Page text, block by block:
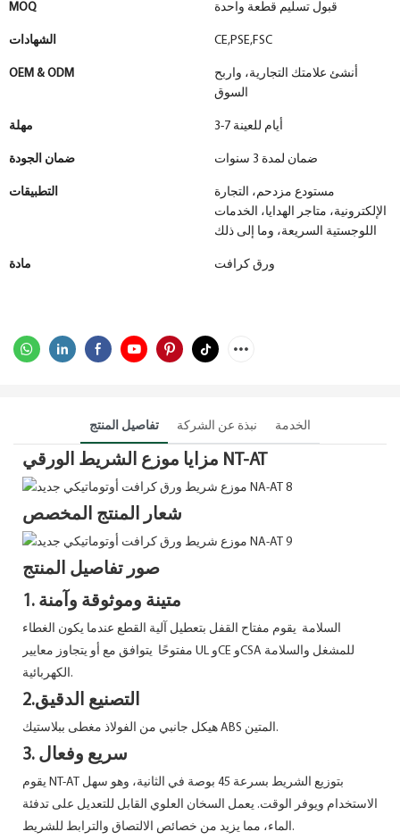
MOQ قبول تسليم قطعة واحدة
الشهادات CE,PSE,FSC
OEM & ODM
أنشئ علامتك التجارية، واربح
السوق
مهلة 3-7 أيام للعينة
ضمان الجودة ضمان لمدة 3 سنوات
التطبيقات
مستودع مزدحم، التجارة
الإلكترونية، متاجر الهدايا، الخدمات
اللوجستية السريعة، وما إلى ذلك
مادة ورق كرافت
تفاصيل المنتج نبذة عن الشركة الخدمة
مزايا موزع الشريط الورقي NT-AT
شعار المنتج المخصص
صور تفاصيل المنتج
1. متينة وموثوقة وآمنة
السلامة يقوم مفتاح القفل بتعطيل آلية القطع عندما يكون الغطاء
مفتوحًا يتوافق مع أو يتجاوز معايير UL وCE وCSA للمشغل والسلامة
الكهربائية.
هيكل جانبي من الفولاذ مغطى ببلاستيك ABS المتين.
3. سريع وفعال
يقوم NT-AT بتوزيع الشريط بسرعة 45 بوصة في الثانية، وهو سهل
الاستخدام ويوفر الوقت. يعمل السخان العلوي القابل للتعديل على تدفئة
الماء، مما يزيد من خصائص الالتصاق والترابط للشريط.